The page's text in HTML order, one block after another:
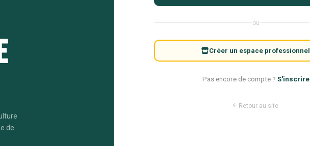
de
ou
Créer un espace professionnel
Pas encore de compte ? S'inscrire
Retour au site